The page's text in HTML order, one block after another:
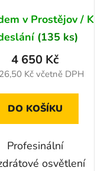
24V+ kontrolní
a produžovací
zásuvka
13pin
v Prostějov / K
(135 ks)
Kč včetně DPH
4 650 Kč
DO KOŠÍKU
Profesinální
osvětlení